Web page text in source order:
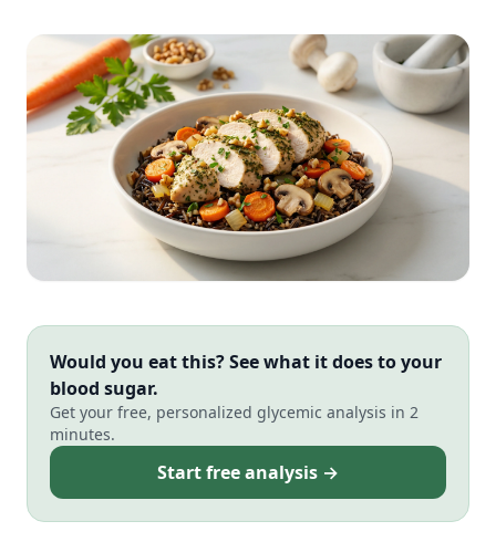
Would you eat this? See what it does to your
blood sugar.
Get your free, personalized glycemic analysis in 2
minutes.
Start free analysis →